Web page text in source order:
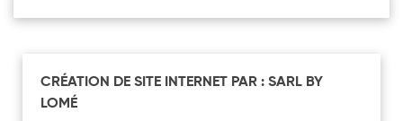
CRÉATION DE SITE INTERNET PAR : SARL BY
LOMÉ